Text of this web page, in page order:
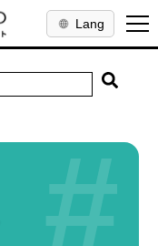
Lang
#